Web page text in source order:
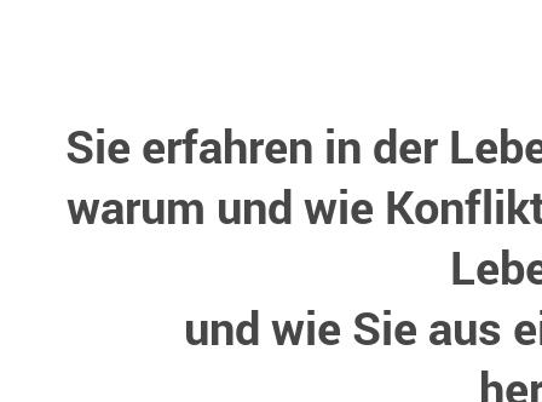
Sie erfahren in der
warum und wie
und wie Sie aus